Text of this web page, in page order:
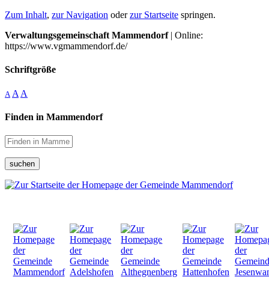
Zum Inhalt, zur Navigation oderzur Startseite springen.
Verwaltungsgemeinschaft Mammendorf| Online:
https://www.vgmammendorf.de/
Schriftgröße
A A A
Finden in Mammendorf
suchen